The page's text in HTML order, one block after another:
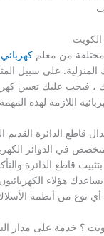
من معلم كهربائي
على سبيل
، فيجب عليك تعيين
اللازمة لهذه
قاطع الدائرة القديم
في الدوائر
قاطع الدائرة
هؤلاء
أي نوع من أنظمة
؟ خدمة على مدار